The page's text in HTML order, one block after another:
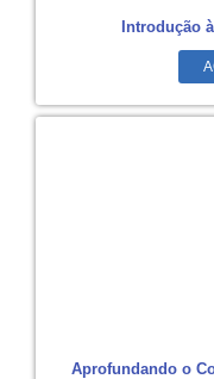
Introdução
Aprofundando o